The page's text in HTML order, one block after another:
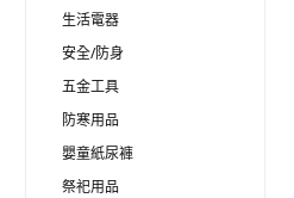
生活電器
安全/防身
五金工具
防寒用品
嬰童紙尿褲
祭祀用品